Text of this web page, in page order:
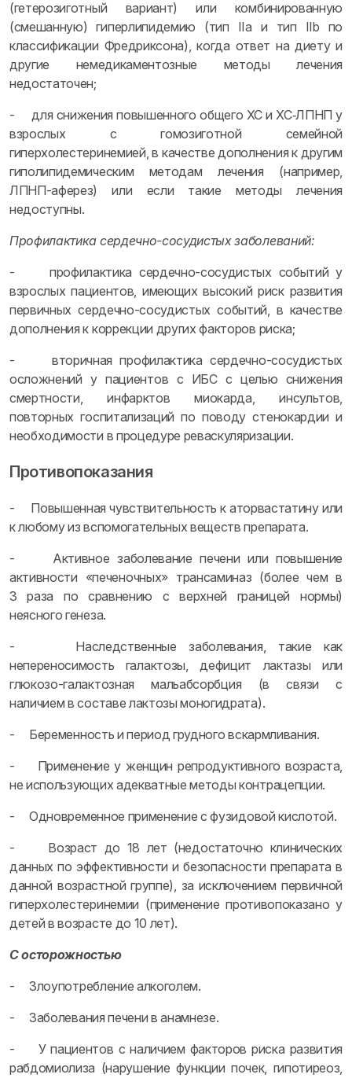
(гетерозиготный вариант) или комбинированную
(смешанную) гиперлипидемию (тип IIa и тип IIb по
классификации Фредриксона), когда ответ на диету и
другие немедикаментозные методы лечения
недостаточен;
- для снижения повышенного общего ХС и ХС‑ЛПНП у
взрослых с гомозиготной семейной
гиперхолестеринемией, в качестве дополнения к другим
гиполипидемическим методам лечения (например,
ЛПНП-аферез) или если такие методы лечения
недоступны.
Профилактика сердечно-сосудистых заболеваний:
- профилактика сердечно-сосудистых событий у
взрослых пациентов, имеющих высокий риск развития
первичных сердечно-сосудистых событий, в качестве
дополнения к коррекции других факторов риска;
- вторичная профилактика сердечно-сосудистых
осложнений у пациентов с ИБС с целью снижения
смертности, инфарктов миокарда, инсультов,
повторных госпитализаций по поводу стенокардии и
необходимости в процедуре реваскуляризации.
Противопоказания
- Повышенная чувствительность к аторвастатину или
к любому из вспомогательных веществ препарата.
- Активное заболевание печени или повышение
активности «печеночных» трансаминаз (более чем в
3 раза по сравнению с верхней границей нормы)
неясного генеза.
- Наследственные заболевания, такие как
непереносимость галактозы, дефицит лактазы или
глюкозо-галактозная мальабсорбция (в связи с
наличием в составе лактозы моногидрата).
- Беременность и период грудного вскармливания.
- Применение у женщин репродуктивного возраста,
не использующих адекватные методы контрацепции.
- Одновременное применение с фузидовой кислотой.
- Возраст до 18 лет (недостаточно клинических
данных по эффективности и безопасности препарата в
данной возрастной группе), за исключением первичной
гиперхолестеринемии (применение противопоказано у
детей в возрасте до 10 лет).
С осторожностью
- Злоупотребление алкоголем.
- Заболевания печени в анамнезе.
- У пациентов с наличием факторов риска развития
рабдомиолиза (нарушение функции почек, гипотиреоз,